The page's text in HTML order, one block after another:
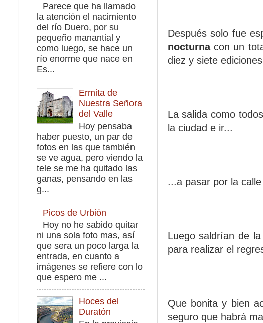
Después solo fue
nocturnacon un
diez y siete
La salida como
la ciudad e ir...
...a pasar por la
Luego saldrían de
para realizar el
Que bonita y bien
seguro que habrá
Parece que ha llamado
la atención el nacimiento
del río Duero, por su
pequeño manantial y
como luego, se hace un
río enorme que nace en
Es...
Ermita de
Nuestra Señora
del Valle
Hoy pensaba
haber puesto, un par de
fotos en las que también
se ve agua, pero viendo la
tele se me ha quitado las
ganas, pensando en las
g...
Picos de Urbión
Hoy no he sabido quitar
ni una sola foto mas, así
que sera un poco larga la
entrada, en cuanto a
imágenes se refiere con lo
que espero me ...
Hoces del
Duratón